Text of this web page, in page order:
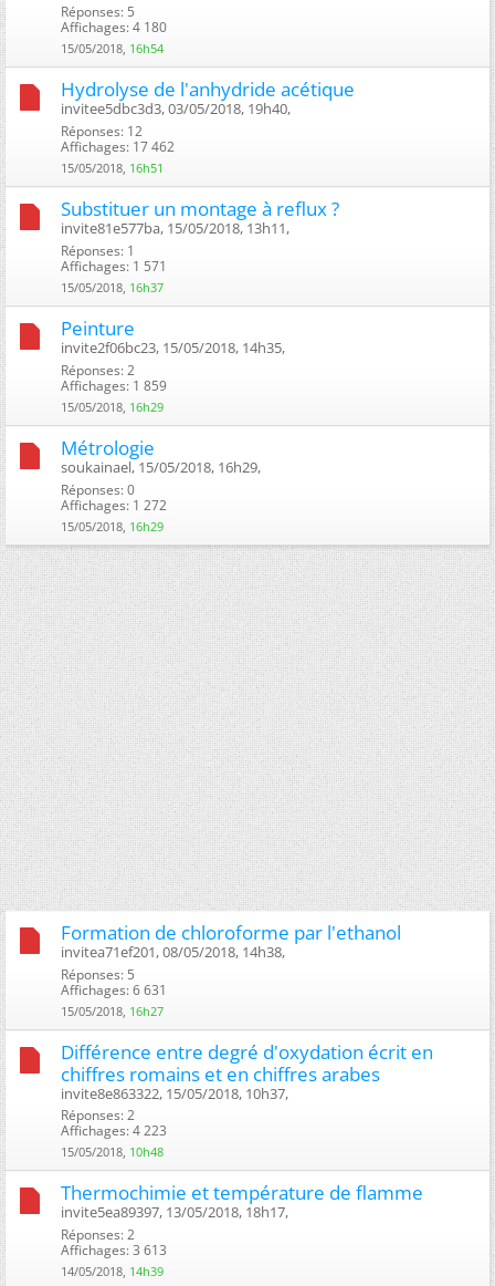
Réponses: 5
Affichages: 4 180
15/05/2018, 16h54
Hydrolyse de l'anhydride acétique
invitee5dbc3d3, 03/05/2018, 19h40, ‎
Réponses: 12
Affichages: 17 462
15/05/2018, 16h51
Substituer un montage à reflux ?
invite81e577ba, 15/05/2018, 13h11, ‎
Réponses: 1
Affichages: 1 571
15/05/2018, 16h37
Peinture
invite2f06bc23, 15/05/2018, 14h35, ‎
Réponses: 2
Affichages: 1 859
15/05/2018, 16h29
Métrologie
soukainael, 15/05/2018, 16h29, ‎
Réponses: 0
Affichages: 1 272
15/05/2018, 16h29
Formation de chloroforme par l'ethanol
invitea71ef201, 08/05/2018, 14h38, ‎
Réponses: 5
Affichages: 6 631
15/05/2018, 16h27
Différence entre degré d'oxydation écrit en
chiffres romains et en chiffres arabes
invite8e863322, 15/05/2018, 10h37, ‎
Réponses: 2
Affichages: 4 223
15/05/2018, 10h48
Thermochimie et température de flamme
invite5ea89397, 13/05/2018, 18h17, ‎
Réponses: 2
Affichages: 3 613
14/05/2018, 14h39